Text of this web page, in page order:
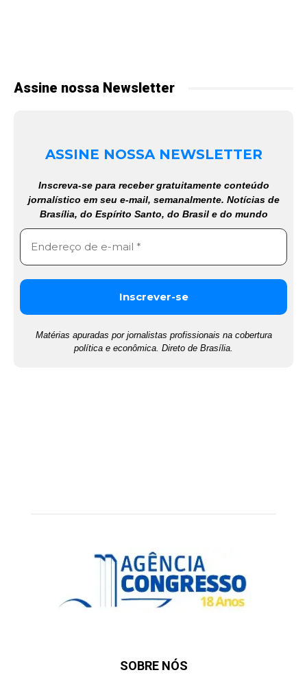
Assine nossa Newsletter
ASSINE NOSSA NEWSLETTER
Inscreva-se para receber gratuitamente conteúdo
jornalístico em seu e-mail, semanalmente. Notícias de
Brasília, do Espírito Santo, do Brasil e do mundo
Matérias apuradas por jornalistas profissionais na cobertura
política e econômica. Direto de Brasília.
SOBRE NÓS